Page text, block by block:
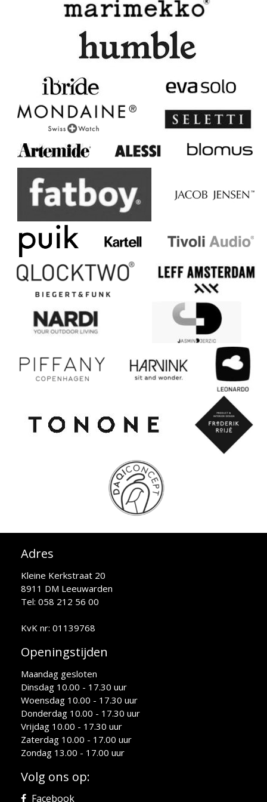
Adres
Kleine Kerkstraat 20
8911 DM Leeuwarden
Tel: 058 212 56 00
KvK nr: 01139768
Openingstijden
Maandag gesloten
Dinsdag 10.00 - 17.30 uur
Woensdag 10.00 - 17.30 uur
Donderdag 10.00 - 17.30 uur
Vrijdag 10.00 - 17.30 uur
Zaterdag 10.00 - 17.00 uur
Zondag 13.00 - 17.00 uur
Volg ons op:
Facebook